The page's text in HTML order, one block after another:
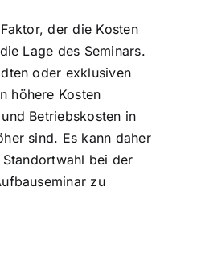
der die Kosten
Lage des Seminars.
oder exklusiven
höhere Kosten
Betriebskosten in
sind. Es kann daher
bei der
zu